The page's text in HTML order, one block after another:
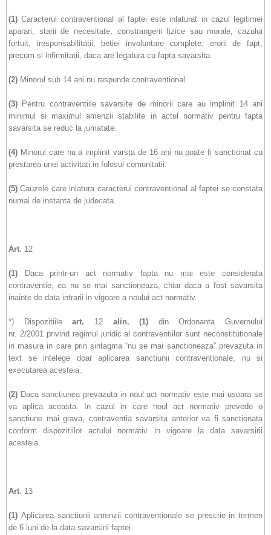
(1)Caracterul contraventional al faptei este inlaturat in cazul legitimei
aparari, starii de necesitate, constrangerii fizice sau morale, cazului
fortuit, iresponsabilitatii, betiei involuntare complete, erorii de fapt,
precum si infirmitatii, daca are legatura cu fapta savarsita.
(2) Minorul sub 14 ani nu raspunde contraventional.
(3) Pentru contraventiile savarsite de minorii care au implinit 14 ani
minimul si maximul amenzii stabilite in actul normativ pentru fapta
savarsita se reduc la jumatate.
(4) Minorul care nu a implinit varsta de 16 ani nu poate fi sanctionat cu
prestarea unei activitati in folosul comunitatii.
(5)Cauzele care inlatura caracterul contraventional al faptei se constata
numai de instanta de judecata.
Art. 12
(1)
Daca printr-un act normativ fapta nu mai este considerata
contraventie, ea nu se mai sanctioneaza, chiar daca a fost savarsita
inainte de data intrarii in vigoare a noului act normativ.
*) Dispozitiileart. 12 alin. (1) din Ordonanta Guvernului
nr. 2/2001 privind regimul juridic al contraventiilor sunt neconstitutionale
in masura in care prin sintagma “nu se mai sanctioneaza” prevazuta in
text se intelege doar aplicarea sanctiunii contraventionale, nu si
executarea acesteia.
(2) Daca sanctiunea prevazuta in noul act normativ este mai usoara se
va aplica aceasta. In cazul in care noul act normativ prevede o
sanctiune mai grava, contraventia savarsita anterior va fi sanctionata
conform dispozitiilor actului normativ in vigoare la data savarsirii
acesteia.
Art. 13
(1) Aplicarea sanctiunii amenzii contraventionale se prescrie in termen
de 6 luni de la data savarsirii faptei.